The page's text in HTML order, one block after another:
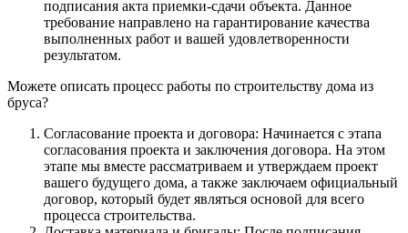
подписания акта приемки-сдачи объекта. Данное
требование направлено на гарантирование качества
выполненных работ и вашей удовлетворенности
результатом.
Можете описать процесс работы по строительству дома из
бруса?
Согласование проекта и договора: Начинается с этапа
согласования проекта и заключения договора. На этом
этапе мы вместе рассматриваем и утверждаем проект
вашего будущего дома, а также заключаем официальный
договор, который будет являться основой для всего
процесса строительства.